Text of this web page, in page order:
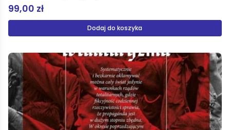
99,00 zł
Dodaj do koszyka